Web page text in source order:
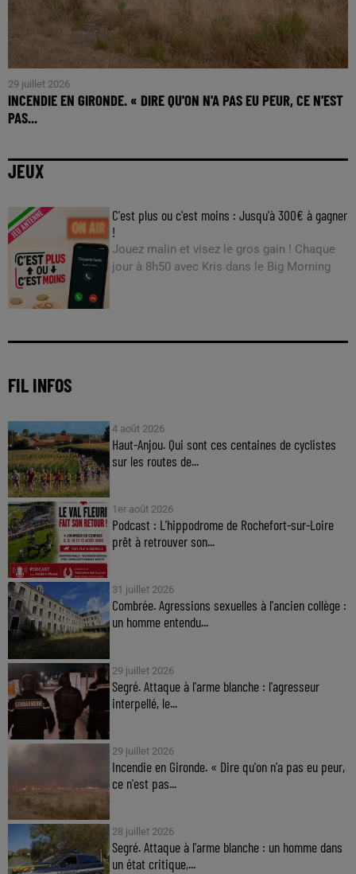
29 juillet 2026
INCENDIE EN GIRONDE. « DIRE QU'ON N'A PAS EU PEUR, CE N'EST
PAS...
JEUX
C'est plus ou c'est moins : Jusqu'à 300€ à gagner
!
Jouez malin et visez le gros gain ! Chaque
jour à 8h50 avec Kris dans le Big Morning
FIL INFOS
4 août 2026
Haut-Anjou. Qui sont ces centaines de cyclistes
sur les routes de...
1er août 2026
Podcast : L’hippodrome de Rochefort-sur-Loire
prêt à retrouver son...
31 juillet 2026
Combrée. Agressions sexuelles à l'ancien collège :
un homme entendu...
29 juillet 2026
Segré. Attaque à l'arme blanche : l'agresseur
interpellé, le...
29 juillet 2026
Incendie en Gironde. « Dire qu'on n'a pas eu peur,
ce n'est pas...
28 juillet 2026
Segré. Attaque à l'arme blanche : un homme dans
un état critique,...